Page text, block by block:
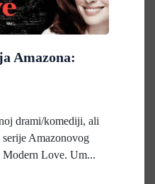
Amazona:
drami/komediji, ali
Amazonovog
Modern Love. Um...